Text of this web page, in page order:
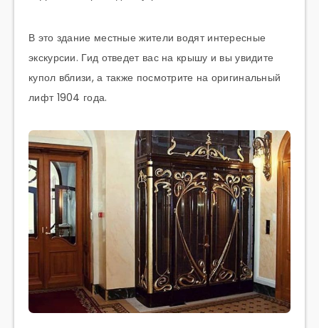
В это здание местные жители водят интересные
экскурсии. Гид отведет вас на крышу и вы увидите
купол вблизи, а также посмотрите на оригинальный
лифт 1904 года.